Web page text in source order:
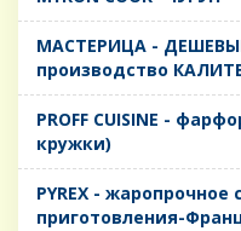
MАСТЕРИЦА -
производство
PROFF CUISINE -
кружки)
PYREX -
приготовления-